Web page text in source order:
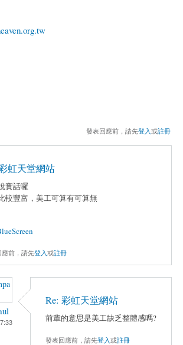
發表回應前，請先登入或註冊
虹天堂網站
實話囉
較豐富，美工可算有可算無
前，請先登入或註冊
Re: 彩虹天堂網站
前輩的意思是美工缺乏整體感嗎?
發表回應前，請先登入或註冊